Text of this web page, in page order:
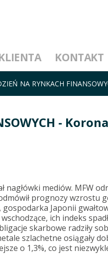
KONTAKT
NA RYNKACH
-
nagłówki mediów. MFW
prognozy wzrostu
Japonii
ich indeks
skarbowe radziły
szlachetne osiągały
o 1,3%, co jest